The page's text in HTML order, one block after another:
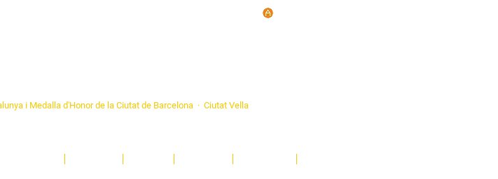
i Medalla d'Honor de la Ciutat de Barcelona · Ciutat Vella